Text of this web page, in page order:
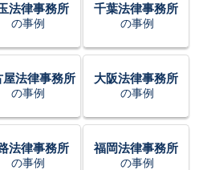
法律事務所
の事例
千葉法律事務所
の事例
屋法律事務所
の事例
大阪法律事務所
の事例
法律事務所
の事例
福岡法律事務所
の事例